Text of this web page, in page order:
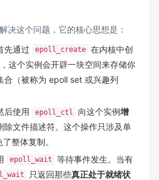
决这个问题，它的核心思想是：
先通过 epoll_create 在内核中创
这个实例会开辟一块空间来存储你
合（被称为 epoll set 或兴趣列
后使用 epoll_ctl 向这个实例增
除文件描述符。这个操作只涉及单
整体复制。
epoll_wait
等待事件发生。当有
只返回那些真正处于就绪状